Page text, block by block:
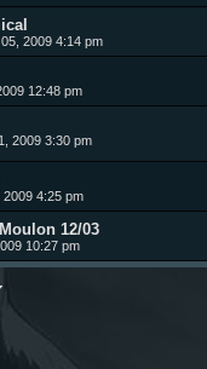
2009 4:14 pm
12:48 pm
2009 3:30 pm
2009 4:25 pm
12/03
10:27 pm